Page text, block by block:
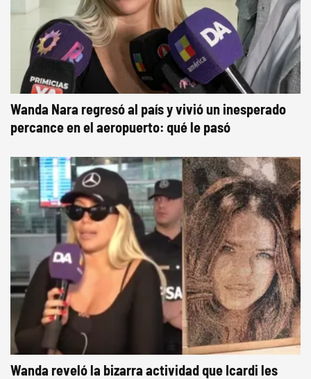
Wanda Nara regresó al país y vivió un inesperado
percance en el aeropuerto: qué le pasó
Wanda reveló la bizarra actividad que Icardi les